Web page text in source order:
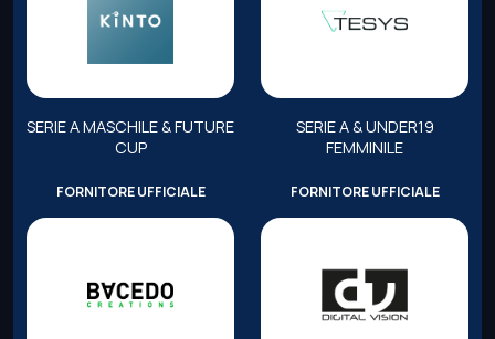
SERIE A MASCHILE & FUTURE
CUP
SERIE A & UNDER19
FEMMINILE
FORNITORE UFFICIALE FORNITORE UFFICIALE